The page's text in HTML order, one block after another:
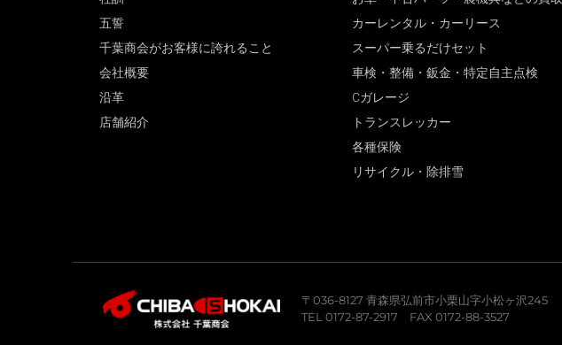
五誓
千葉商会がお客様に誇れること
会社概要
沿革
店舗紹介
カーレンタル・カーリース
スーパー乗るだけセット
車検・整備・鈑金・特定自主点検
Cガレージ
トランスレッカー
各種保険
リサイクル・除排雪
〒036-8127 青森県弘前市小栗山字小松ヶ沢245
TEL 0172-87-2917 FAX 0172-88-3527